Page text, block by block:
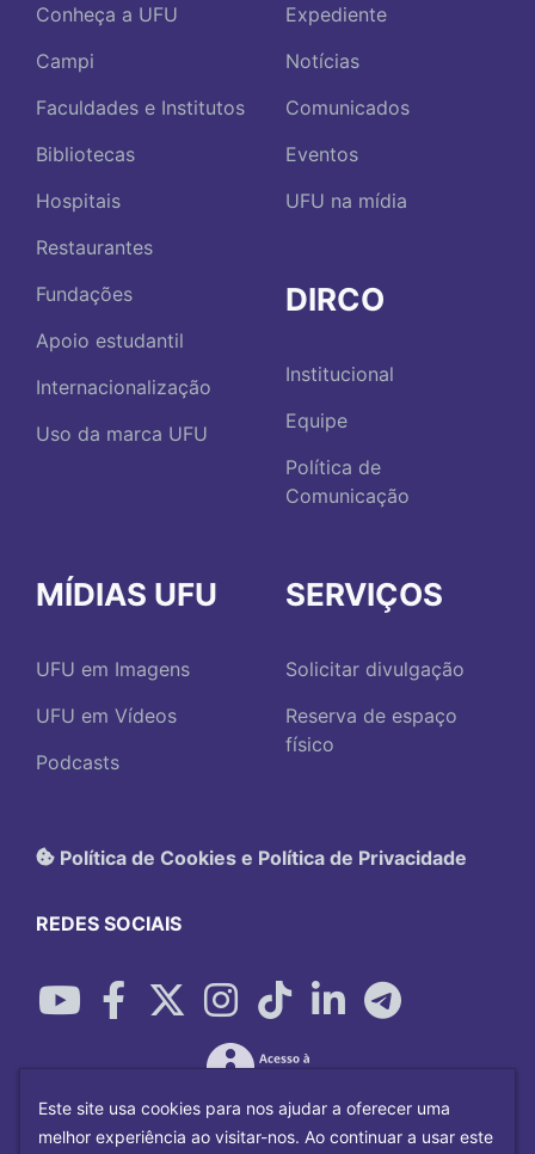
Conheça a UFU
Campi
Faculdades e Institutos
Bibliotecas
Hospitais
Restaurantes
Fundações
Apoio estudantil
Internacionalização
Uso da marca UFU
Expediente
Notícias
Comunicados
Eventos
UFU na mídia
DIRCO
Institucional
Equipe
Política de
Comunicação
MÍDIAS UFU
UFU em Imagens
UFU em Vídeos
Podcasts
SERVIÇOS
Solicitar divulgação
Reserva de espaço
físico
Política de Cookies e Política de Privacidade
REDES SOCIAIS
Este site usa cookies para nos ajudar a oferecer uma
melhor experiência ao visitar-nos. Ao continuar a usar este